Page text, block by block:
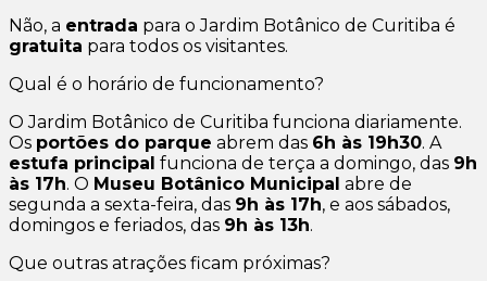
Não, a entrada para o Jardim Botânico de Curitiba é
gratuita para todos os visitantes.
Qual é o horário de funcionamento?
O Jardim Botânico de Curitiba funciona diariamente.
Os portões do parque abrem das 6h às 19h30. A
estufa principal funciona de terça a domingo, das 9h
às 17h. O Museu Botânico Municipal abre de
segunda a sexta-feira, das 9h às 17h, e aos sábados,
domingos e feriados, das 9h às 13h.
Que outras atrações ficam próximas?